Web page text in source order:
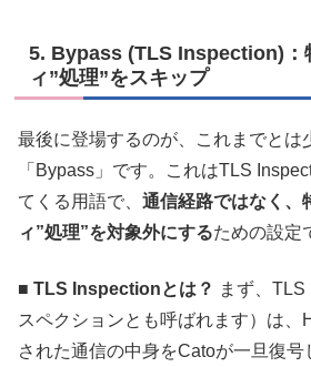
5. Bypass (TLS Inspection)：
ィ”処理”をスキップ
最後に登場するのが、これまでとは
「Bypass」です。これはTLS
てくる用語で、 通信経路ではなく、
ィ”処理”を対象外にするための設定
■ TLS Inspectionとは？ まず、
スペクションとも呼ばれます）は、
された通信の中身をCatoが一旦復号